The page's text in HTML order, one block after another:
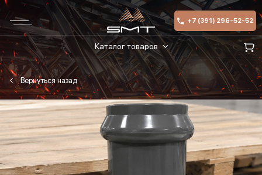
+7 (391) 296-52-52
Каталог товаров